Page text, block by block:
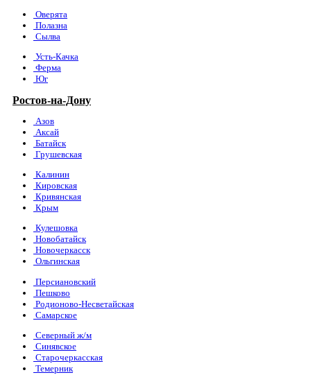
Оверята
Полазна
Сылва
Усть-Качка
Ферма
Юг
Ростов-на-Дону
Азов
Аксай
Батайск
Грушевская
Калинин
Кировская
Кривянская
Крым
Кулешовка
Новобатайск
Новочеркасск
Ольгинская
Персиановский
Пешково
Родионово-Несветайская
Самарское
Северный ж/м
Синявское
Старочеркасская
Темерник